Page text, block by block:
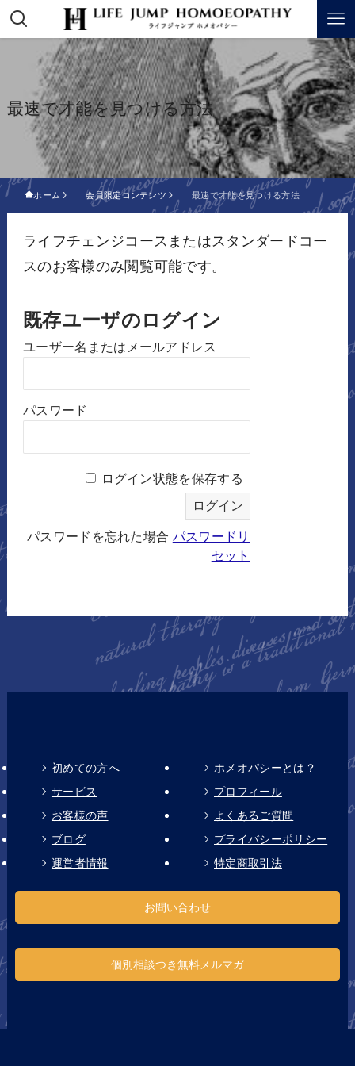
最速で才能を見つける方法
ホーム 会員限定コンテンツ 最速で才能を見つける方法
ライフチェンジコースまたはスタンダードコー
スのお客様のみ閲覧可能です。
既存ユーザのログイン
ユーザー名またはメールアドレス
パスワード
ログイン状態を保存する
パスワードを忘れた場合 パスワードリ
セット
初めての方へ
ホメオパシーとは？
サービス
プロフィール
お客様の声
よくあるご質問
ブログ
プライバシーポリシー
運営者情報
特定商取引法
お問い合わせ
個別相談つき無料メルマガ